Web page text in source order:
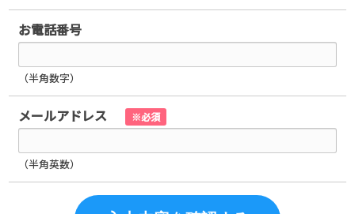
お電話番号
（半角数字）
メールアドレス ※必須
（半角英数）